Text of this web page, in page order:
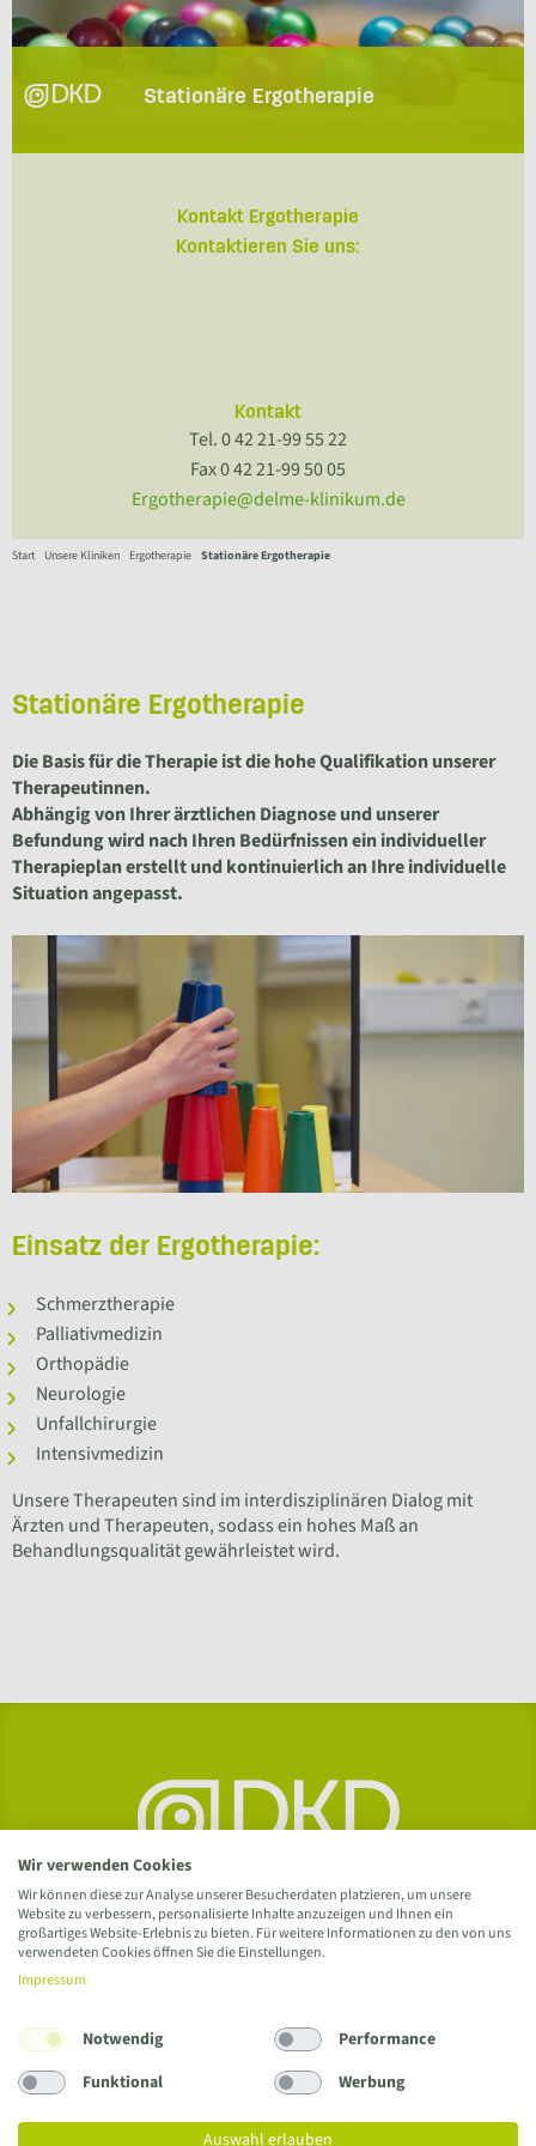
Stationäre Ergotherapie
Kontakt Ergotherapie
Kontaktieren Sie uns:
Kontakt
Tel. 0 42 21-99 55 22
Fax 0 42 21-99 50 05
Ergotherapie@delme-klinikum.de
Start Unsere Kliniken Ergotherapie Stationäre Ergotherapie
Stationäre Ergotherapie
Die Basis für die Therapie ist die hohe Qualifikation unserer
Therapeutinnen.
Abhängig von Ihrer ärztlichen Diagnose und unserer
Befundung wird nach Ihren Bedürfnissen ein individueller
Therapieplan erstellt und kontinuierlich an Ihre individuelle
Situation angepasst.
Einsatz der Ergotherapie:
Schmerztherapie
Palliativmedizin
Orthopädie
Neurologie
Unfallchirurgie
Intensivmedizin
Unsere Therapeuten sind im interdisziplinären Dialog mit
Ärzten und Therapeuten, sodass ein hohes Maß an
Behandlungsqualität gewährleistet wird.
Delme Klinikum Delmenhorst GmbH
Wildeshauser Straße 92 / 27753 Delmenhorst
Wir verwenden Cookies
Wir können diese zur Analyse unserer Besucherdaten platzieren, um unsere
Website zu verbessern, personalisierte Inhalte anzuzeigen und Ihnen ein
großartiges Website-Erlebnis zu bieten. Für weitere Informationen zu den von uns
verwendeten Cookies öffnen Sie die Einstellungen.
Impressum
Notwendig
Performance
Funktional
Werbung
Auswahl erlauben